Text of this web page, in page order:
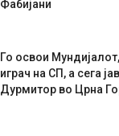
Фабијани
Го освои
играч на СП, а сега
Дурмитор во Црна